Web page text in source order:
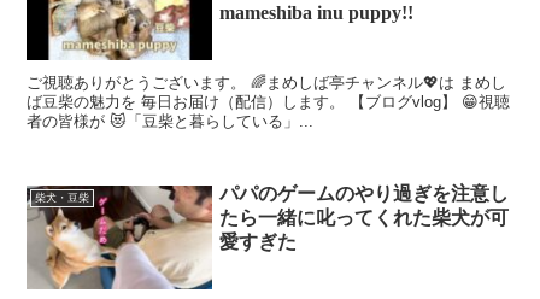
mameshiba inu puppy!!
ご視聴ありがとうございます。 🌈まめしば亭チャンネル💖は まめし
ば豆柴の魅力を 毎日お届け（配信）します。 【ブログvlog】 😁視聴
者の皆様が 😻「豆柴と暮らしている」...
柴犬・豆柴
パパのゲームのやり過ぎを注意し
たら一緒に叱ってくれた柴犬が可
愛すぎた